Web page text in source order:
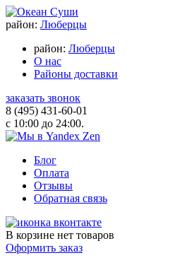
район: Люберцы
район: Люберцы
О нас
Районы доставки
заказать звонок
8 (495) 431-60-01
с 10:00 до 24:00.
Блог
Оплата
Отзывы
Обратная связь
В корзине нет товаров
Оформить заказ